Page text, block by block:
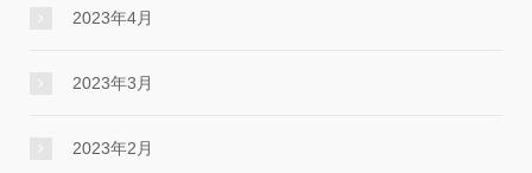
2023年4月
2023年3月
2023年2月